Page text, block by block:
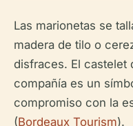
Las marionetas se
madera de tilo o
disfraces. El castelet
compañía es un
compromiso con la
(Bordeaux Tourism).